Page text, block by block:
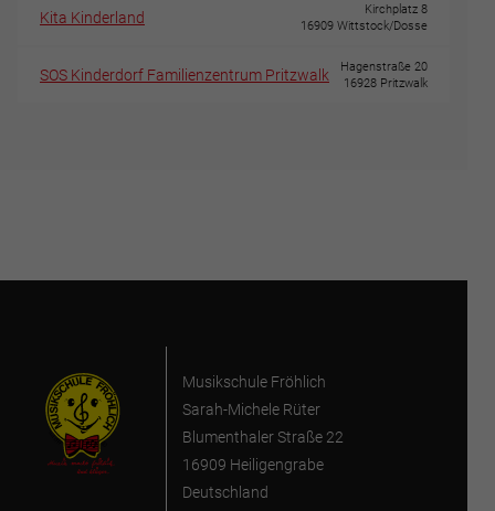
Kita Kinderland
Kirchplatz 8
16909 Wittstock/Dosse
SOS Kinderdorf Familienzentrum Pritzwalk
Hagenstraße 20
16928 Pritzwalk
Musikschule Fröhlich
Sarah-Michele Rüter
Blumenthaler Straße 22
16909 Heiligengrabe
Deutschland